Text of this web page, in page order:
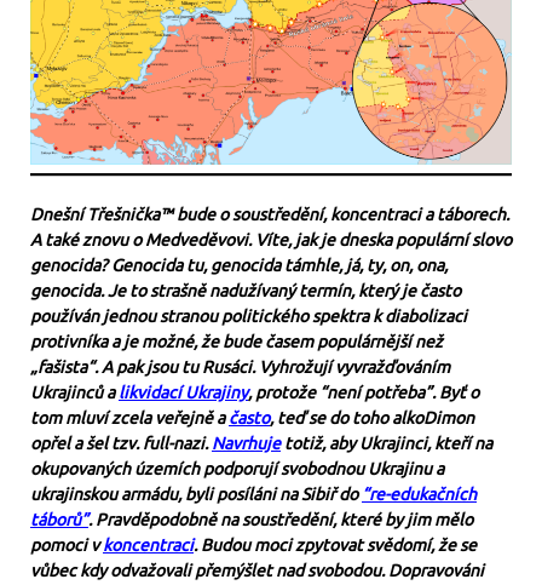
Dnešní Třešnička™ bude o soustředění, koncentraci a táborech.
A také znovu o Medveděvovi. Víte, jak je dneska populární slovo
genocida? Genocida tu, genocida támhle, já, ty, on, ona,
genocida. Je to strašně nadužívaný termín, který je často
používán jednou stranou politického spektra k diabolizaci
protivníka a je možné, že bude časem populárnější než
„fašista“. A pak jsou tu Rusáci. Vyhrožují vyvražďováním
Ukrajinců alikvidacíUkrajiny, protože “není potřeba”. Byť o
tom mluví zcela veřejně ačasto, teď se do toho alkoDimon
opřel a šel tzv. full-nazi.Navrhujetotiž, aby Ukrajinci, kteří na
okupovaných územích podporují svobodnou Ukrajinu a
ukrajinskou armádu, byli posíláni na Sibiř do“re-edukačních
táborů”. Pravděpodobně na soustředění, které by jim mělo
pomoci vkoncentraci. Budou moci zpytovat svědomí, že se
vůbec kdy odvažovali přemýšlet nad svobodou. Dopravováni